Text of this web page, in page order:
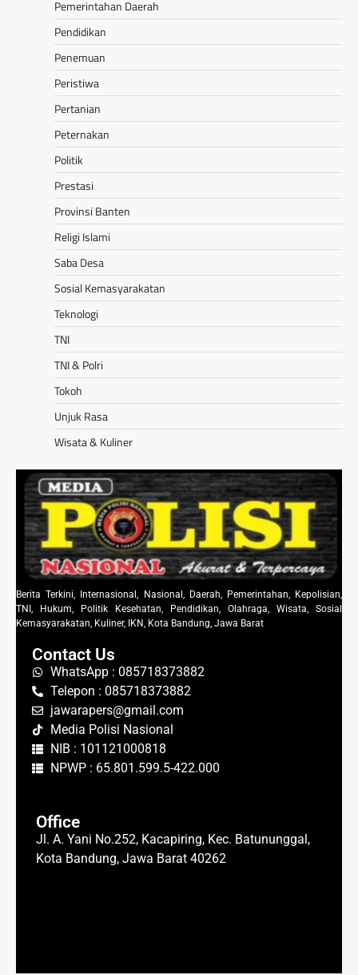
Pemerintahan Daerah
Pendidikan
Penemuan
Peristiwa
Pertanian
Peternakan
Politik
Prestasi
Provinsi Banten
Religi Islami
Saba Desa
Sosial Kemasyarakatan
Teknologi
TNI
TNI & Polri
Tokoh
Unjuk Rasa
Wisata & Kuliner
Berita Terkini, Internasional, Nasional, Daerah, Pemerintahan, Kepolisian,
TNI, Hukum, Politik Kesehatan, Pendidikan, Olahraga, Wisata, Sosial
Kemasyarakatan, Kuliner, IKN, Kota Bandung, Jawa Barat
Contact Us
WhatsApp : 085718373882
Telepon : 085718373882
jawarapers@gmail.com
Media Polisi Nasional
NIB : 101121000818
NPWP : 65.801.599.5-422.000
Office
Jl. A. Yani No.252, Kacapiring, Kec. Batununggal,
Kota Bandung, Jawa Barat 40262